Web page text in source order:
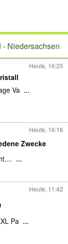
Niedersachsen
Heute, 16:25
Va ...
Heute, 16:16
Zwecke
...
Heute, 11:42
Pa ...